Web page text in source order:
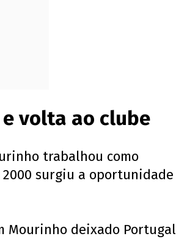
volta ao clube
trabalhou como
surgiu a oportunidade
Mourinho deixado Portugal